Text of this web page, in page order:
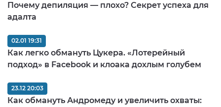
Почему депиляция — плохо? Секрет успеха для
адалта
Как легко обмануть Цукера. «Лотерейный
подход» в Facebook и клоака дохлым голубем
02.01 19:31
Как обмануть Андромеду и увеличить охваты:
23.12 20:03